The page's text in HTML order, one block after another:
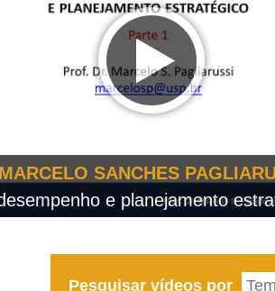
MARCELO SANCHES
e planejamento
Pesquisar vídeos por